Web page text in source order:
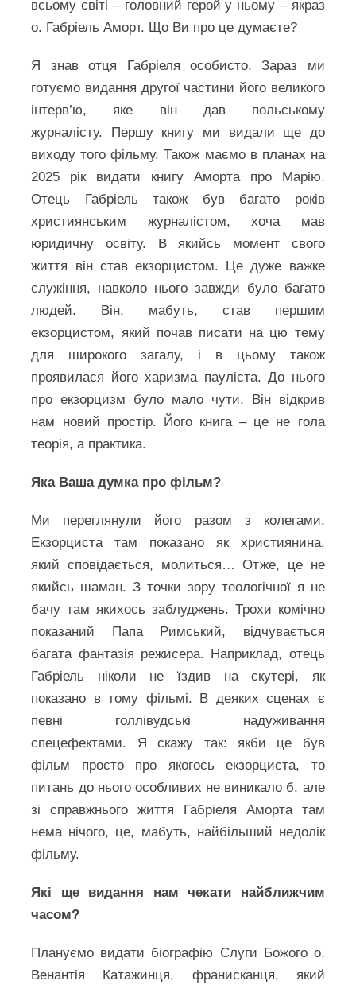
всьому світі – головний герой у ньому – якраз
о. Габріель Аморт. Що Ви про це думаєте?
Я знав отця Габріеля особисто. Зараз ми
готуємо видання другої частини його великого
інтерв’ю, яке він дав польському
журналісту. Першу книгу ми видали ще до
виходу того фільму. Також маємо в планах на
2025 рік видати книгу Аморта про Марію.
Отець Габріель також був багато років
християнським журналістом, хоча мав
юридичну освіту. В якийсь момент свого
життя він став екзорцистом. Це дуже важке
служіння, навколо нього завжди було багато
людей. Він, мабуть, став першим
екзорцистом, який почав писати на цю тему
для широкого загалу, і в цьому також
проявилася його харизма пауліста. До нього
про екзорцизм було мало чути. Він відкрив
нам новий простір. Його книга – це не гола
теорія, а практика.
Яка Ваша думка про фільм?
Ми переглянули його разом з колегами.
Екзорциста там показано як християнина,
який сповідається, молиться… Отже, це не
якийсь шаман. З точки зору теологічної я не
бачу там якихось заблуджень. Трохи комічно
показаний Папа Римський, відчувається
багата фантазія режисера. Наприклад, отець
Габріель ніколи не їздив на скутері, як
показано в тому фільмі. В деяких сценах є
певні голлівудські надуживання
спецефектами. Я скажу так: якби це був
фільм просто про якогось екзорциста, то
питань до нього особливих не виникало б, але
зі справжнього життя Габріеля Аморта там
нема нічого, це, мабуть, найбільший недолік
фільму.
Які ще видання нам чекати найближчим
часом?
Плануємо видати біографію Слуги Божого о.
Венантія Катажинця, франисканця, який